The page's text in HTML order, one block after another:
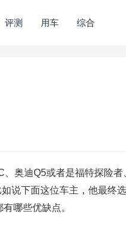
评测 用车 综合
奥迪Q5或者是福特探险
说下面这位车主，他最终
哪些优缺点。